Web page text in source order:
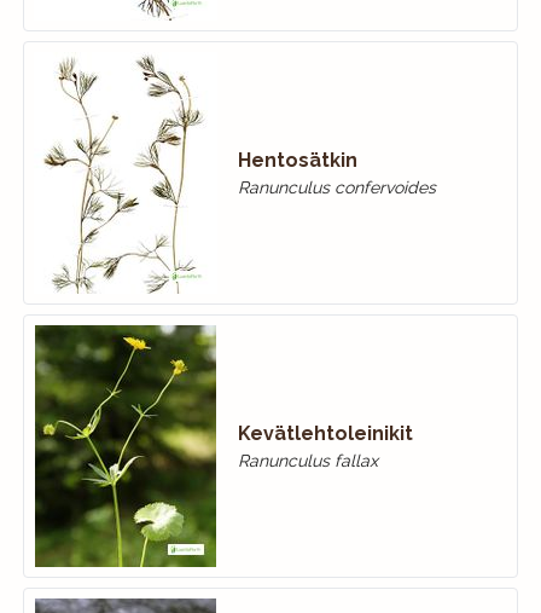
Hentosätkin
Ranunculus confervoides
Kevätlehtoleinikit
Ranunculus fallax